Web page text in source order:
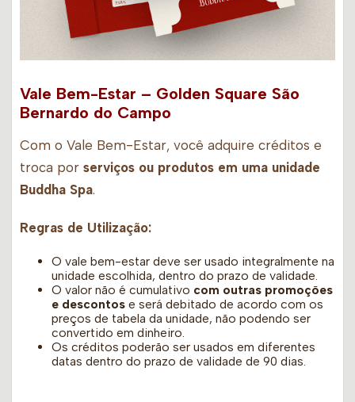
Vale Bem-Estar – Golden Square São
Bernardo do Campo
Com o Vale Bem-Estar, você adquire créditos e
troca por serviços ou produtos em uma unidade
Buddha Spa.
Regras de Utilização:
O vale bem-estar deve ser usado integralmente na
unidade escolhida, dentro do prazo de validade.
O valor não é cumulativo com outras promoções
e descontos e será debitado de acordo com os
preços de tabela da unidade, não podendo ser
convertido em dinheiro.
Os créditos poderão ser usados em diferentes
datas dentro do prazo de validade de 90 dias.